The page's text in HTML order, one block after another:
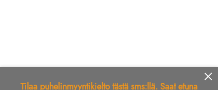
Tilaa puhelinmyyntikielto tästä sms:llä. Saat etuna